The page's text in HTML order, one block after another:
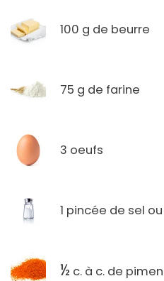
100 g de beurre
75 g de farine
3 oeufs
1 pincée de sel
½ c. à c. de